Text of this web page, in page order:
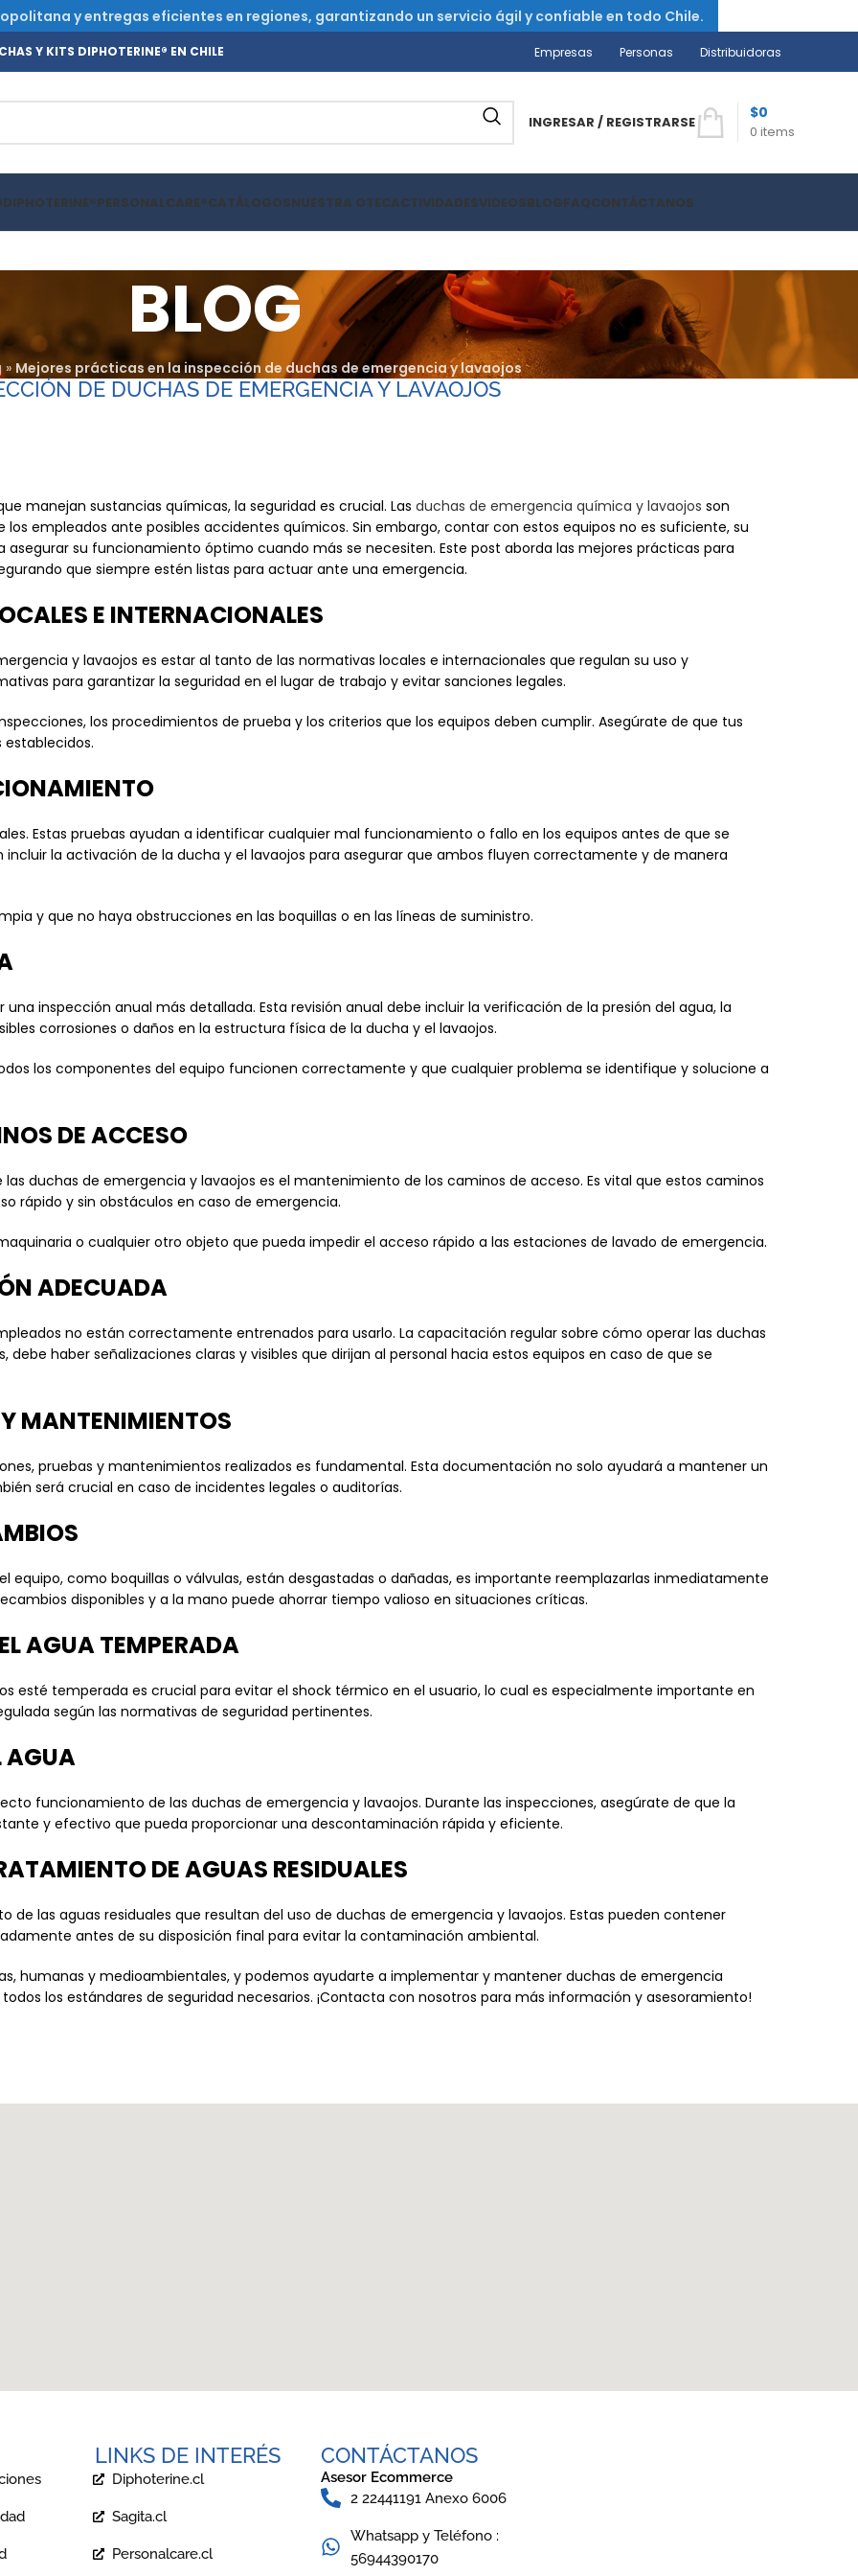
Y KITS DIPHOTERINE® EN CHILE Empresas Personas Distribuidoras
INGRESAR / REGISTRARSE
0 items
$0
DIPHOTERINE®PERSONALCARE®CATÁLOGOSNUESTRA OTECACTIVIDADESVIDEOSBLOGFAQCONTÁCTANOS
BLOG
» Mejores prácticas en la inspección de duchas de emergencia y lavaojos
DE DUCHAS DE EMERGENCIA Y LAVAOJOS
manejan sustancias químicas, la seguridad es crucial. Las duchas de emergencia química y lavaojos son
empleados ante posibles accidentes químicos. Sin embargo, contar con estos equipos no es suficiente, su
su funcionamiento óptimo cuando más se necesiten. Este post aborda las mejores prácticas para
que siempre estén listas para actuar ante una emergencia.
E INTERNACIONALES
y lavaojos es estar al tanto de las normativas locales e internacionales que regulan su uso y
para garantizar la seguridad en el lugar de trabajo y evitar sanciones legales.
los procedimientos de prueba y los criterios que los equipos deben cumplir. Asegúrate de que tus
establecidos.
Estas pruebas ayudan a identificar cualquier mal funcionamiento o fallo en los equipos antes de que se
la activación de la ducha y el lavaojos para asegurar que ambos fluyen correctamente y de manera
y que no haya obstrucciones en las boquillas o en las líneas de suministro.
inspección anual más detallada. Esta revisión anual debe incluir la verificación de la presión del agua, la
corrosiones o daños en la estructura física de la ducha y el lavaojos.
los componentes del equipo funcionen correctamente y que cualquier problema se identifique y solucione a
DE ACCESO
duchas de emergencia y lavaojos es el mantenimiento de los caminos de acceso. Es vital que estos caminos
rápido y sin obstáculos en caso de emergencia.
o cualquier otro objeto que pueda impedir el acceso rápido a las estaciones de lavado de emergencia.
ADECUADA
no están correctamente entrenados para usarlo. La capacitación regular sobre cómo operar las duchas
haber señalizaciones claras y visibles que dirijan al personal hacia estos equipos en caso de que se
MANTENIMIENTOS
pruebas y mantenimientos realizados es fundamental. Esta documentación no solo ayudará a mantener un
será crucial en caso de incidentes legales o auditorías.
equipo, como boquillas o válvulas, están desgastadas o dañadas, es importante reemplazarlas inmediatamente
disponibles y a la mano puede ahorrar tiempo valioso en situaciones críticas.
AGUA TEMPERADA
esté temperada es crucial para evitar el shock térmico en el usuario, lo cual es especialmente importante en
según las normativas de seguridad pertinentes.
AGUA
funcionamiento de las duchas de emergencia y lavaojos. Durante las inspecciones, asegúrate de que la
y efectivo que pueda proporcionar una descontaminación rápida y eficiente.
DE AGUAS RESIDUALES
las aguas residuales que resultan del uso de duchas de emergencia y lavaojos. Estas pueden contener
antes de su disposición final para evitar la contaminación ambiental.
humanas y medioambientales, y podemos ayudarte a implementar y mantener duchas de emergencia
los estándares de seguridad necesarios. ¡Contacta con nosotros para más información y asesoramiento!
LINKS DE INTERÉS
Diphoterine.cl
Sagita.cl
Personalcare.cl
CONTÁCTANOS
Asesor Ecommerce
2 22441191 Anexo 6006
Whatsapp y Teléfono :
56944390170
y entregas eficientes en regiones, garantizando un servicio ágil y confiable en todo Chile.